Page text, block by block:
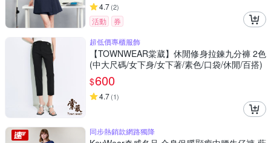
4.7(2)
活動
券
超低價專櫃服飾
【TOWNWEAR棠葳】休閒修身拉鍊九分褲 2色
(中大尺碼/女下身/女下著/素色/口袋/休閒/百搭)
$600
4.7(1)
同步熱銷款網路獨降